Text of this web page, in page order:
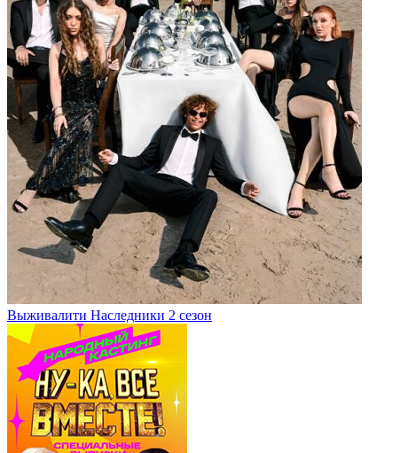
Выживалити Наследники 2 сезон